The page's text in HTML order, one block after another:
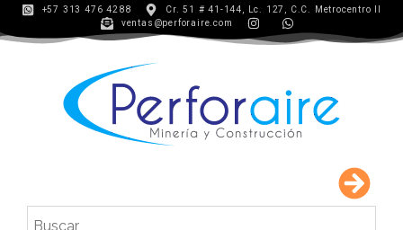
+57 313 476 4288
Cr. 51 # 41-144, Lc. 127, C.C. Metrocentro II
ventas@perforaire.com